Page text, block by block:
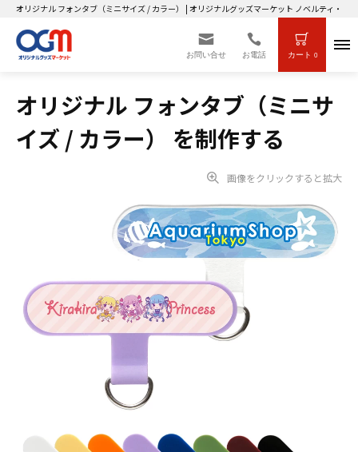
オリジナル フォンタブ（ミニサイズ / カラー） | オリジナルグッズマーケット ノベルティ・販
お問い合せ お電話 カート 0
オリジナル フォンタブ（ミニサ
イズ / カラー） を制作する
画像をクリックすると拡大